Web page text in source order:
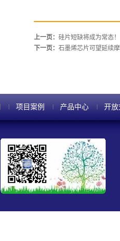
上一页： 硅片短缺将成为常态
下一页： 石墨烯芯片可望延续
项目案例 产品中心 开放